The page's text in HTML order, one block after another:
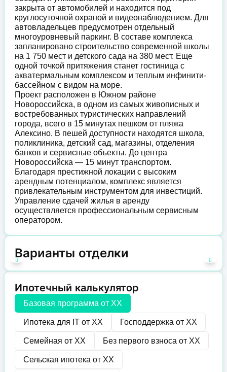
закрыта от автомобилей и находится под
круглосуточной охраной и видеонаблюдением. Для
автовладельцев предусмотрен отдельный
многоуровневый паркинг. В составе комплекса
запланировано строительство современной школы
на 1 750 мест и детского сада на 380 мест. Еще
одной точкой притяжения станет гостиница с
акватермальным комплексом и теплым инфинити-
бассейном с видом на море.
Проект расположен в Южном районе
Новороссийска, в одном из самых живописных и
востребованных туристических направлений
города, всего в 15 минутах пешком от пляжа
Алексино. В пешей доступности находятся школа,
поликлиника, детский сад, магазины, отделения
банков и сервисные объекты. До центра
Новороссийска — 15 минут транспортом.
Благодаря престижной локации с высоким
арендным потенциалом, комплекс является
привлекательным инструментом для инвестиций.
Управление сдачей жилья в аренду
осуществляется профессиональным сервисным
оператором.
Варианты отделки
Ипотечный калькулятор
Базовая программа от XX
Ипотека для IT от XX Господдержка от XX
Семейная от XX Без первого взноса от XX
Сельская ипотека от XX